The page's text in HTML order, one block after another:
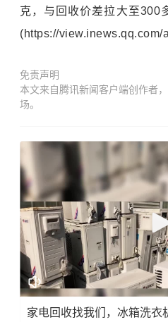
克，与回收价差拉大至300
(https://
免责声明
本文来自腾讯新闻客户端创作者
场。
家电回收找我们，冰箱洗衣